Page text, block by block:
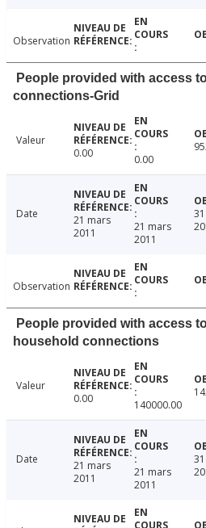
Observation
People provided with access
connections-Grid
Valeur
0.00
0.00
Date
21 mars
2011
21 mars
2011
Observation
People provided with access
household connections
Valeur
0.00
140000.00
Date
21 mars
2011
21 mars
2011